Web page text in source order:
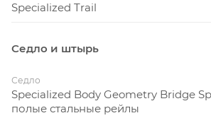
Specialized Trail
Седло и штырь
Седло
Specialized Body Geometry Bridge
полые стальные рейлы